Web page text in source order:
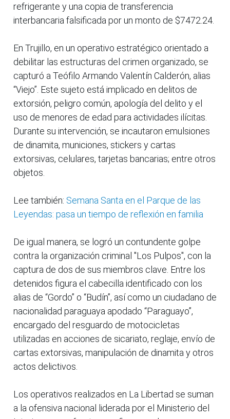
refrigerante y una copia de transferencia
interbancaria falsificada por un monto de $7472.24.
En Trujillo, en un operativo estratégico orientado a
debilitar las estructuras del crimen organizado, se
capturó a Teófilo Armando Valentín Calderón, alias
“Viejo”. Este sujeto está implicado en delitos de
extorsión, peligro común, apología del delito y el
uso de menores de edad para actividades ilícitas.
Durante su intervención, se incautaron emulsiones
de dinamita, municiones, stickers y cartas
extorsivas, celulares, tarjetas bancarias; entre otros
objetos.
Lee también: Semana Santa en el Parque de las
Leyendas: pasa un tiempo de reflexión en familia
De igual manera, se logró un contundente golpe
contra la organización criminal "Los Pulpos", con la
captura de dos de sus miembros clave. Entre los
detenidos figura el cabecilla identificado con los
alias de “Gordo” o “Budín”, así como un ciudadano de
nacionalidad paraguaya apodado “Paraguayo”,
encargado del resguardo de motocicletas
utilizadas en acciones de sicariato, reglaje, envío de
cartas extorsivas, manipulación de dinamita y otros
actos delictivos.
Los operativos realizados en La Libertad se suman
a la ofensiva nacional liderada por el Ministerio del